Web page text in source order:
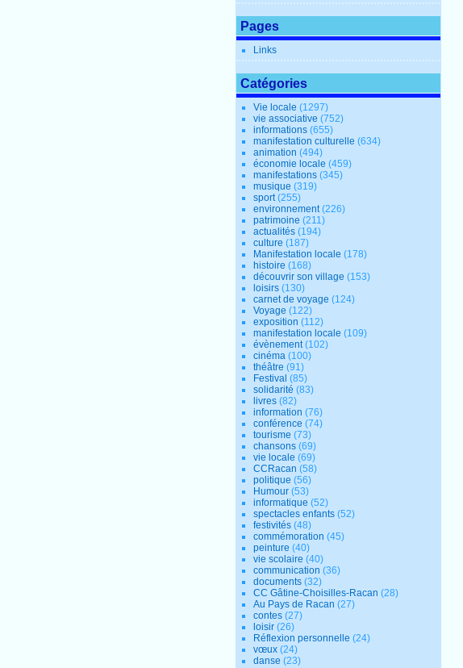
Pages
Links
Catégories
Vie locale (1297)
vie associative (752)
informations (655)
manifestation culturelle (634)
animation (494)
économie locale (459)
manifestations (345)
musique (319)
sport(255)
environnement(226)
patrimoine (211)
actualités (194)
culture (187)
Manifestation locale (178)
histoire (168)
découvrir son village (153)
loisirs (130)
carnet de voyage (124)
Voyage (122)
exposition (112)
manifestation locale (109)
évènement(102)
cinéma (100)
théâtre (91)
Festival (85)
solidarité (83)
livres (82)
information (76)
conférence (74)
tourisme (73)
chansons (69)
vie locale (69)
CCRacan (58)
politique (56)
Humour (53)
informatique (52)
spectacles enfants (52)
festivités (48)
commémoration (45)
peinture (40)
vie scolaire (40)
communication (36)
documents (32)
CC Gâtine-Choisilles-Racan (28)
Au Pays de Racan (27)
contes (27)
loisir (26)
Réflexion personnelle (24)
vœux (24)
danse (23)